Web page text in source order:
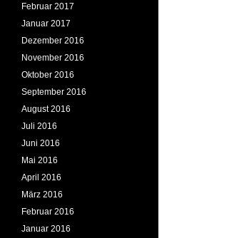
Februar 2017
Januar 2017
Dezember 2016
November 2016
Oktober 2016
September 2016
August 2016
Juli 2016
Juni 2016
Mai 2016
April 2016
März 2016
Februar 2016
Januar 2016